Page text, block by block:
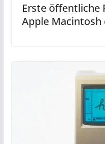
Erste öffentliche
Apple Macintosh